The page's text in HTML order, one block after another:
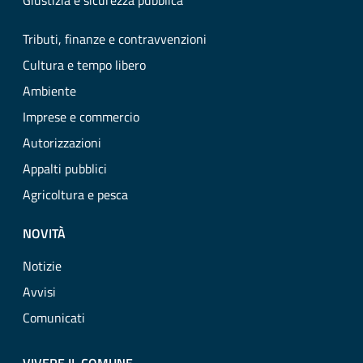
Tributi, finanze e contravvenzioni
Cultura e tempo libero
Ambiente
Imprese e commercio
Autorizzazioni
Appalti pubblici
Agricoltura e pesca
NOVITÀ
Notizie
Avvisi
Comunicati